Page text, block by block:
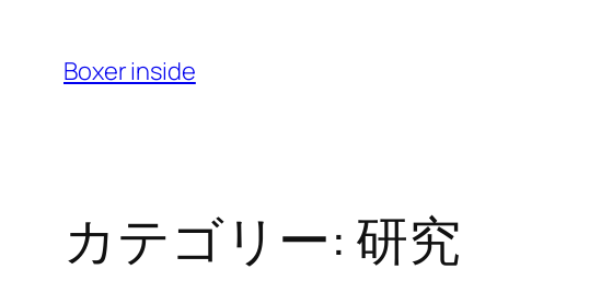
Boxer inside
カテゴリー: 研究